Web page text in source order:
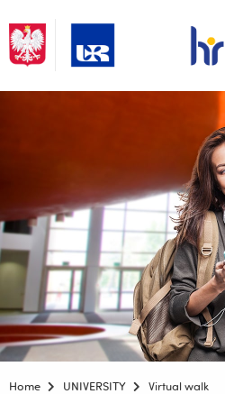
Home UNIVERSITY Virtual walk